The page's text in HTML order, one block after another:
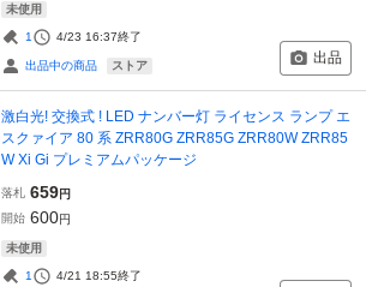
未使用
1 4/23 16:37終了
出品中の商品 ストア 出品
激白光! 交換式 ! LED ナンバー灯 ライセンス ランプ エ
スクァイア 80 系 ZRR80G ZRR85G ZRR80W ZRR85
W Xi Gi プレミアムパッケージ
落札 659円
開始 600円
未使用
1 4/21 18:55終了